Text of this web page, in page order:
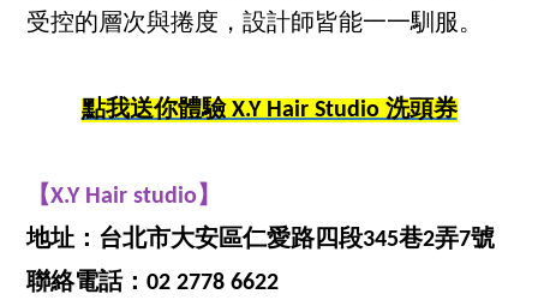
受控的層次與捲度，設計師皆能一一馴服。
點我送你體驗 X.Y Hair Studio 洗頭券
【X.Y Hair studio】
地址：台北市大安區仁愛路四段345巷2弄7號
聯絡電話：02 2778 6622